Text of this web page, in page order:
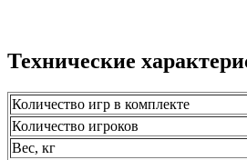
Технические
Количество игр в комплекте
Количество игроков
Вес, кг